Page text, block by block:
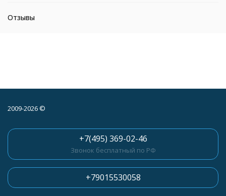
Отзывы
2009-2026 ©
+7(495) 369-02-46
Звонок бесплатный по РФ
+79015530058